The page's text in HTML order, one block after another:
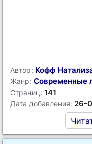
Автор: Кофф
Жанр: Современные
Страниц: 141
Дата добавления: 26-